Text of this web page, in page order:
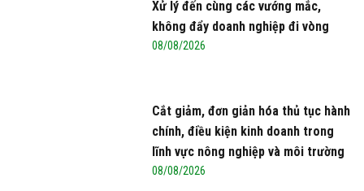
Xử lý đến cùng các vướng mắc,
không đẩy doanh nghiệp đi vòng
08/08/2026
Cắt giảm, đơn giản hóa thủ tục hành
chính, điều kiện kinh doanh trong
lĩnh vực nông nghiệp và môi trường
08/08/2026